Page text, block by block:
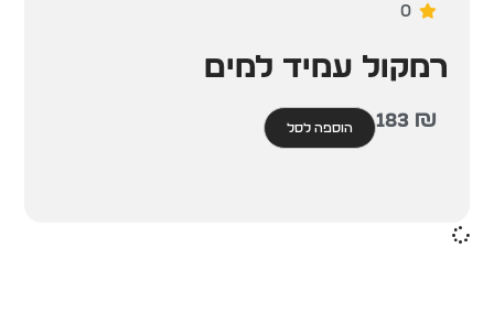
0
רמקול עמיד למים
183 ₪ הוספה לסל